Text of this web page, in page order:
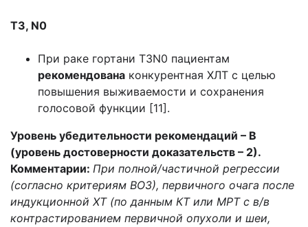
Т3, N0
При раке гортани T3N0 пациентам
рекомендована конкурентная ХЛТ с целью
повышения выживаемости и сохранения
голосовой функции [11].
Уровень убедительности рекомендаций – В
(уровень достоверности доказательств – 2).
Комментарии: При полной/частичной регрессии
(согласно критериям ВОЗ), первичного очага после
индукционной ХТ (по данным КТ или МРТ с в/в
контрастированием первичной опухоли и шеи,